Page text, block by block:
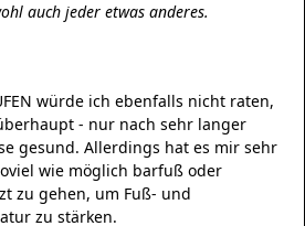
auch jeder etwas anderes.
würde ich ebenfalls nicht raten,
- nur nach sehr langer
gesund. Allerdings hat es mir sehr
wie möglich barfuß oder
zu gehen, um Fuß- und
zu stärken.